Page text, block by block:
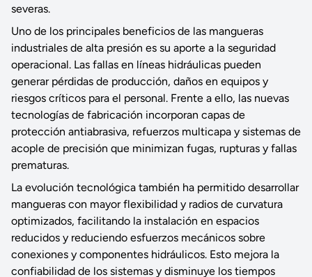
severas.
Uno de los principales beneficios de las mangueras
industriales de alta presión es su aporte a la seguridad
operacional. Las fallas en líneas hidráulicas pueden
generar pérdidas de producción, daños en equipos y
riesgos críticos para el personal. Frente a ello, las nuevas
tecnologías de fabricación incorporan capas de
protección antiabrasiva, refuerzos multicapa y sistemas de
acople de precisión que minimizan fugas, rupturas y fallas
prematuras.
La evolución tecnológica también ha permitido desarrollar
mangueras con mayor flexibilidad y radios de curvatura
optimizados, facilitando la instalación en espacios
reducidos y reduciendo esfuerzos mecánicos sobre
conexiones y componentes hidráulicos. Esto mejora la
confiabilidad de los sistemas y disminuye los tiempos